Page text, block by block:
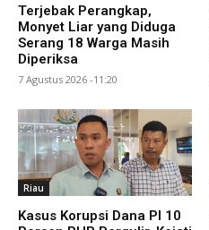
Terjebak Perangkap,
Monyet Liar yang Diduga
Serang 18 Warga Masih
Diperiksa
7 Agustus 2026 -11:20
Riau
Kasus Korupsi Dana PI 10